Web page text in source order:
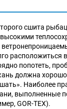
сшита
расположиться
попотеть,
должна
Наиболее
выполненные
GOR-TEX).